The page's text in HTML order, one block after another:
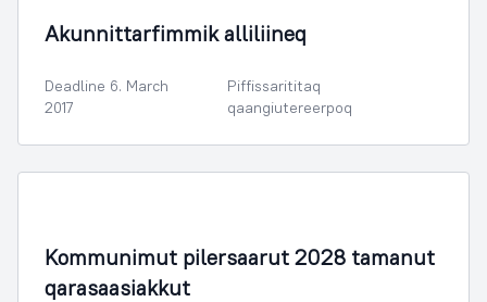
Akunnittarfimmik alliliineq
Deadline 6. March
2017
Piffissarititaq
qaangiutereerpoq
Kommunimut pilersaarut 2028 tamanut
qarasaasiakkut